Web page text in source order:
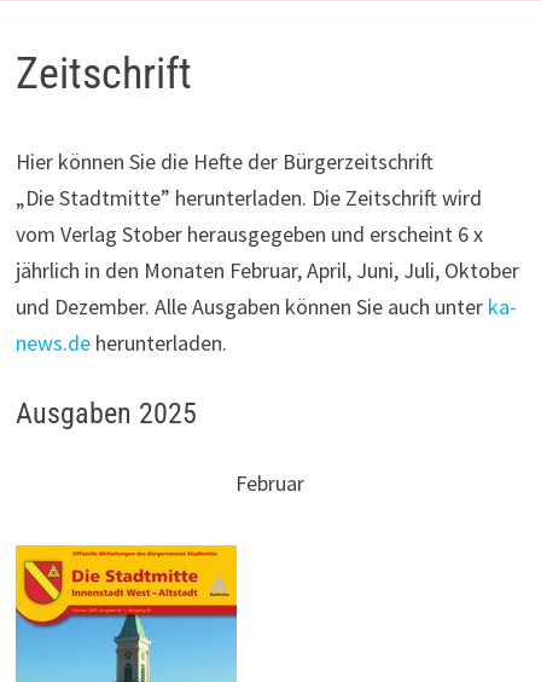
Zeitschrift
Hier können Sie die Hefte der Bürgerzeitschrift
„Die Stadtmitte” herunterladen. Die Zeitschrift wird
vom Verlag Stober herausgegeben und erscheint 6 x
jährlich in den Monaten Februar, April, Juni, Juli, Oktober
und Dezember. Alle Ausgaben können Sie auch unter ka-
news.deherunterladen.
Ausgaben 2025
Februar